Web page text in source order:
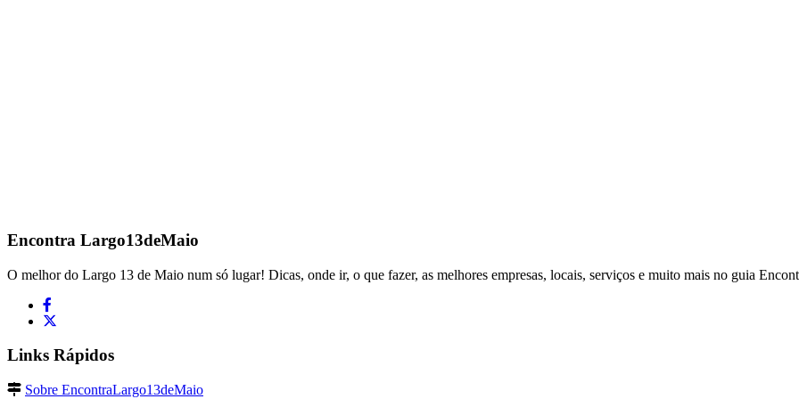
Encontra Largo13deMaio
O melhor do Largo 13 de Maio num só lugar! Dicas, onde ir, o que fazer, as melhores empresas, locais, serviços e muito mais no guia
Links Rápidos
Sobre EncontraLargo13deMaio